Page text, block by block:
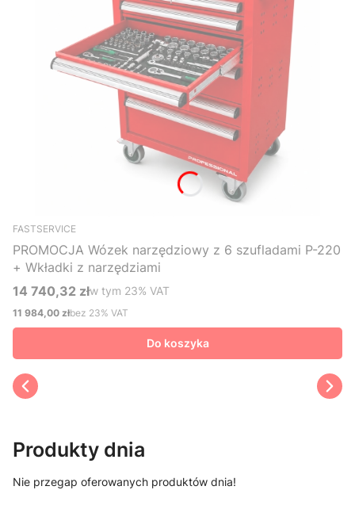
FASTSERVICE
PROMOCJA Wózek narzędziowy z 6 szufladami P-220
+ Wkładki z narzędziami
Cena brutto
14 740,32 złw tym %s VAT
w tym 23% VAT
Cena netto
11 984,00 złbez 23% VAT
Do koszyka
Produkty dnia
Nie przegap oferowanych produktów dnia!